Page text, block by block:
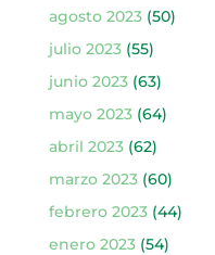
agosto 2023(50)
julio 2023(55)
junio 2023(63)
mayo 2023(64)
abril 2023(62)
marzo 2023(60)
febrero 2023(44)
enero 2023(54)